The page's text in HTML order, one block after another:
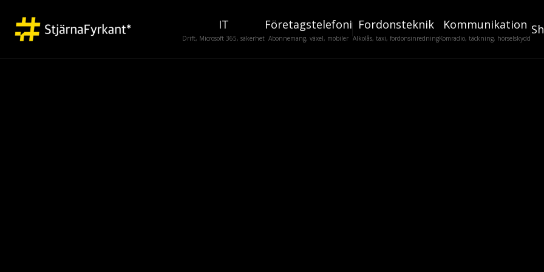
IT
Drift, Microsoft 365, säkerhet
Företagstelefoni
Abonnemang, växel, mobiler
Fordonsteknik
Alkolås, taxi, fordonsinredning
Kommunikation
Komradio, täckning, hörselskydd